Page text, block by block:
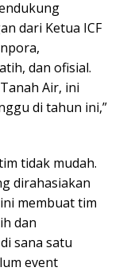
dari Ketua ICF
dan ofisial.
Air, ini
di tahun ini,”
tidak mudah.
dirahasiakan
membuat tim
dan
sana satu
event